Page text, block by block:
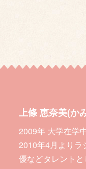
上條 恵奈美(か
2009年 大学在学
2010年4月よりラ
優などタレントと